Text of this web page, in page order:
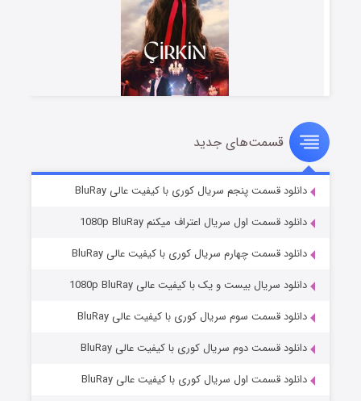
سریال زشت
قسمت5 (زیرنویس) منتشر شد
وستی ها
قسمت1 (زیرنویس) منتشر شد
قسمت‌های جدید
دانلود قسمت پنجم سریال کوری با کیفیت عالی BluRay
دانلود قسمت اول سریال اعتراف میکنم 1080p BluRay
دانلود قسمت چهارم سریال کوری با کیفیت عالی BluRay
دانلود سریال بیست و یک با کیفیت عالی 1080p BluRay
دانلود قسمت سوم سریال کوری با کیفیت عالی BluRay
دانلود قسمت دوم سریال کوری با کیفیت عالی BluRay
دانلود قسمت اول سریال کوری با کیفیت عالی BluRay